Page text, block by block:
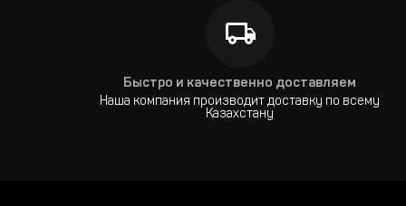
Быстро и качественно доставляем
Наша компания производит доставку по всему
Казахстану